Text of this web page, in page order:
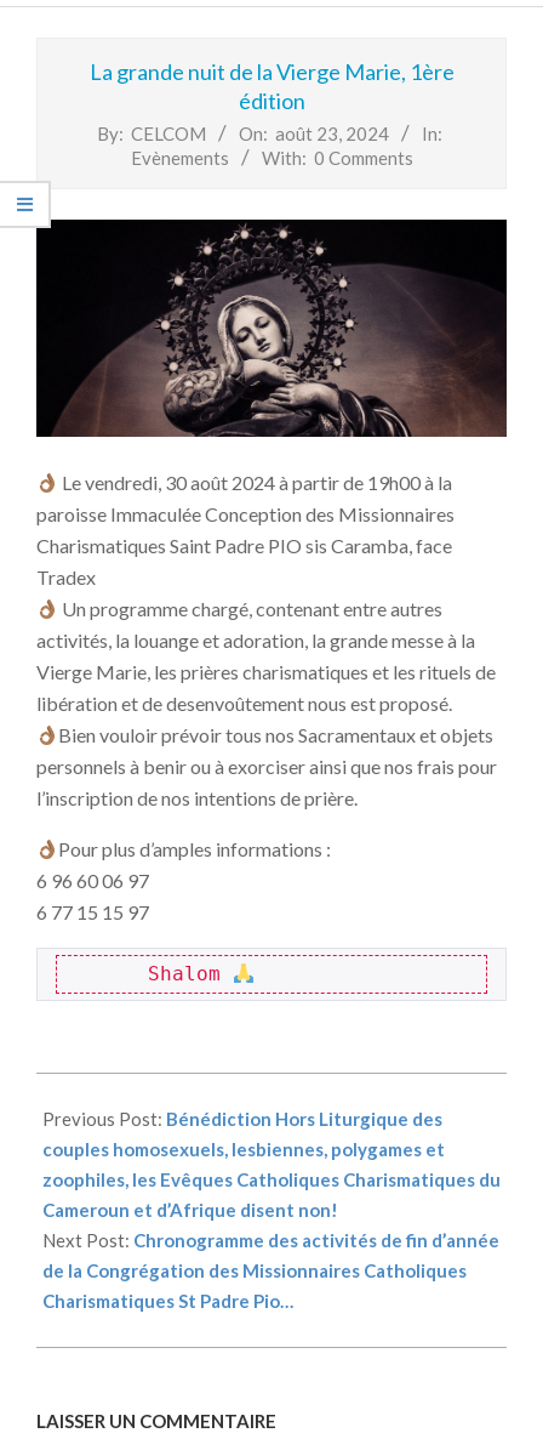
La grande nuit de la Vierge Marie, 1ère
édition
By: CELCOM On: août 23, 2024
In:
Evènements
With: 0 Comments
Le vendredi, 30 août 2024 à partir de 19h00 à la
paroisse Immaculée Conception des Missionnaires
Charismatiques Saint Padre PIO sis Caramba, face
Tradex
Un programme chargé, contenant entre autres
activités, la louange et adoration, la grande messe à la
Vierge Marie, les prières charismatiques et les rituels de
libération et de desenvoûtement nous est proposé.
Bien vouloir prévoir tous nos Sacramentaux et objets
personnels à benir ou à exorciser ainsi que nos frais pour
l’inscription de nos intentions de prière.
Pour plus d’amples informations :
6 96 60 06 97
6 77 15 15 97
       Shalom
08-
23
Previous Post: Bénédiction Hors Liturgique des
couples homosexuels, lesbiennes, polygames et
zoophiles, les Evêques Catholiques Charismatiques du
Cameroun et d’Afrique disent non!
Next Post: Chronogramme des activités de fin d’année
de la Congrégation des Missionnaires Catholiques
Charismatiques St Padre Pio…
LAISSER UN COMMENTAIRE